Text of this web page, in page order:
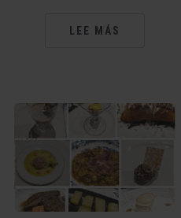
LEE MÁS